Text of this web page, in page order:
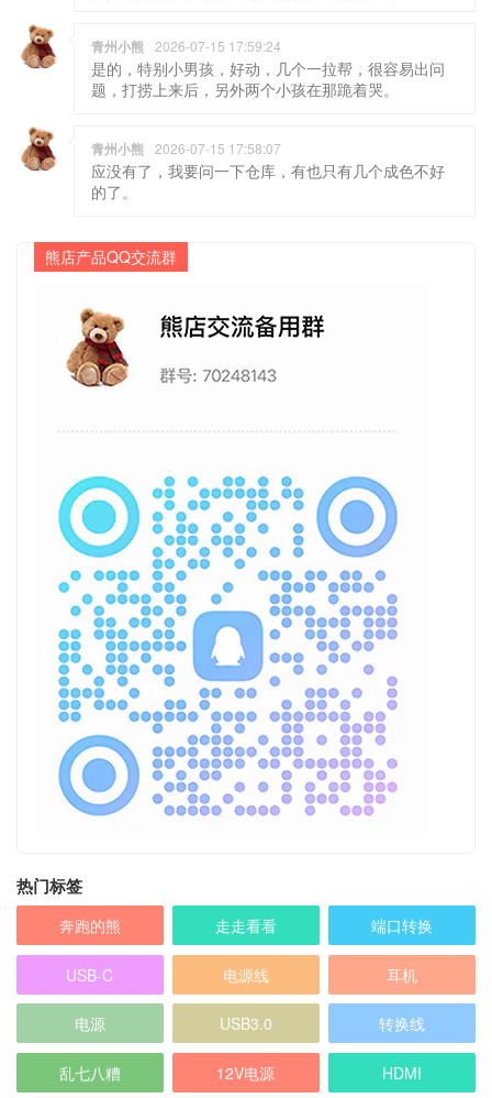
青州小熊 2026-07-15 17:59:24
是的，特别小男孩，好动，几个一拉帮，很容易出问
题，打捞上来后，另外两个小孩在那跪着哭。
青州小熊 2026-07-15 17:58:07
应没有了，我要问一下仓库，有也只有几个成色不好
的了。
熊店产品QQ交流群
热门标签
奔跑的熊 走走看看 端口转换
USB-C 电源线 耳机
电源 USB3.0 转换线
乱七八糟 12V电源 HDMI